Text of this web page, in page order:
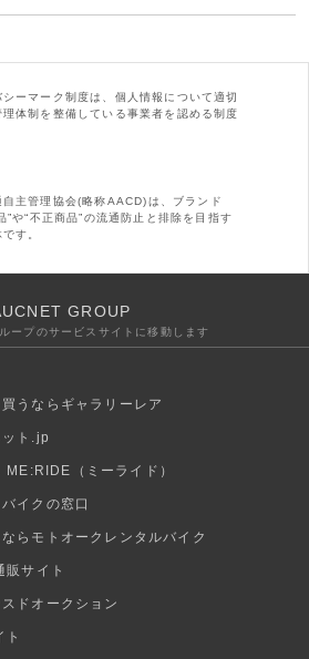
シーマーク制度は、個人情報について適切
理体制を整備している事業者を認める制度
自主管理協会(略称AACD)は、ブランド
”や“不正商品”の流通防止と排除を目指す
す。
GROUP
ープのサービスサイトに移動します
うならギャラリーレア
ト.jp
ME:RIDE（ミーライド）
イクの窓口
らモトオークレンタルバイク
販サイト
ドオークション
ト